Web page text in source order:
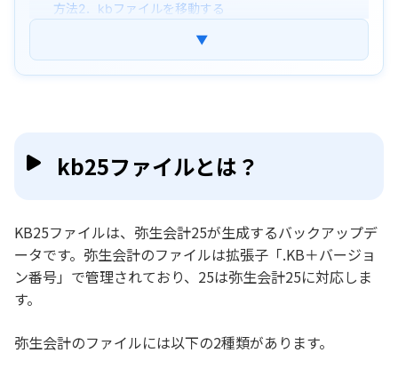
方法2．kbファイルを移動する
弥生会計のデータ移行方法
データ移行中にkb25ファイルを紛失した場合の
まとめ
▼
kb25ファイルとは？
KB25ファイルは、弥生会計25が生成するバックアップデ
ータです。弥生会計のファイルは拡張子「.KB＋バージョ
ン番号」で管理されており、25は弥生会計25に対応しま
す。
弥生会計のファイルには以下の2種類があります。